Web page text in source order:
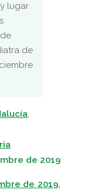
lugar
de
,
de 2019
de 2019,